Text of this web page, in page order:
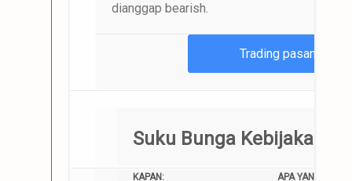
dianggap bearish.
Trading pasangan
Suku Bunga Kebijakan
KAPAN: APA YANG AKAN